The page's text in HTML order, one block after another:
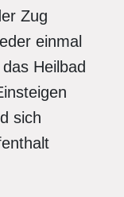
Zug
einmal
Heilbad
sich